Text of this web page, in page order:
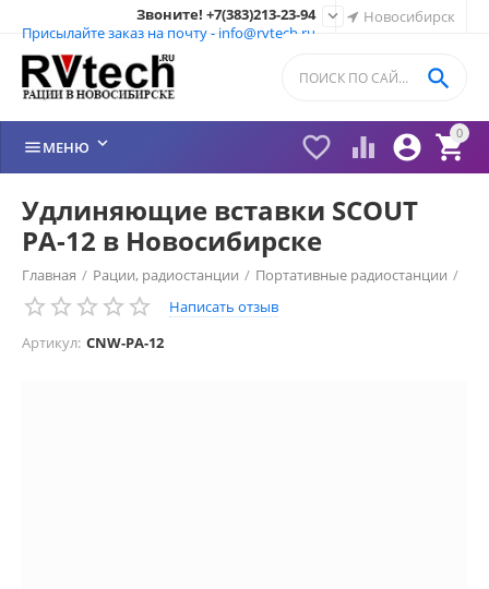
Новосибирск
Звоните! +7(383)213-23-94
Присылайте заказ на почту - info@rvtech.ru

0


 

МЕНЮ 
Удлиняющие вставки SCOUT
PA-12 в Новосибирске
Главная / Рации, радиостанции / Портативные радиостанции /
Рации SCOUT (Италия) / Удлиняющие вставки SCOUT
Написать отзыв
Артикул: CNW-PA-12